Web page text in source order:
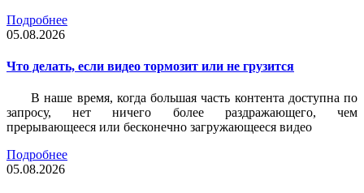
Подробнее
05.08.2026
Что делать, если видео тормозит или не грузится
В наше время, когда большая часть контента доступна по
запросу, нет ничего более раздражающего, чем
прерывающееся или бесконечно загружающееся видео
Подробнее
05.08.2026